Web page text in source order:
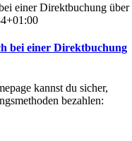
einer Direktbuchung über
bei einer Direktbuchung
kannst du sicher,
bezahlen: